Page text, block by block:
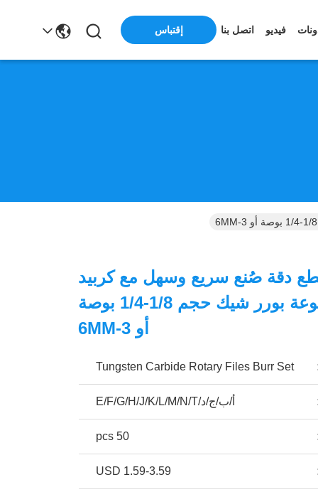
فيديو اتصل بنا إقتباس
قطع دقة صُنع سريع وسهل مع كربيد
التسمنت مجموعة بورر شيك حجم 1/8-1/4 بوصة
أو 3-6MM
Tungsten Carbide Rotary Files Burr Set
أ/ب/ج/د/E/F/G/H/J/K/L/M/N/T
50 pcs
1.59-3.59 USD